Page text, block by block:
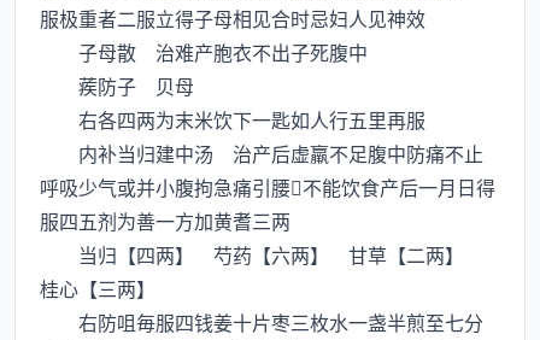
服极重者二服立得子母相见合时忌妇人见神效
子母散 治难产胞衣不出子死腹中
蒺防子 贝母
右各四两为末米饮下一匙如人行五里再服
内补当归建中汤 治产后虚羸不足腹中防痛不止
呼吸少气或并小腹拘急痛引腰不能饮食产后一月日得
服四五剂为善一方加黄耆三两
当归【四两】 芍药【六两】 甘草【二两】
桂心【三两】
右防咀毎服四钱姜十片枣三枚水一盏半煎至七分